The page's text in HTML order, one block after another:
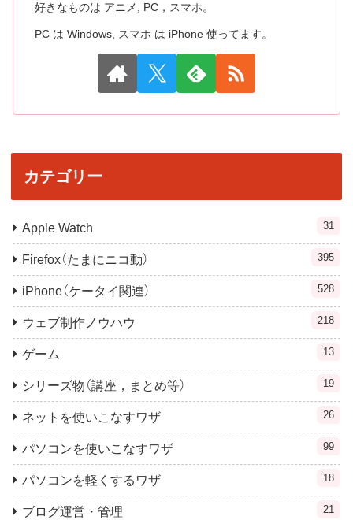
好きなものは アニメ, PC，スマホ。
PC は Windows, スマホ は iPhone 使ってます。
カテゴリー
Apple Watch 31
Firefox（たまにニコ動） 395
iPhone（ケータイ関連） 528
ウェブ制作ノウハウ 218
ゲーム 13
シリーズ物（講座，まとめ等） 19
ネットを使いこなすワザ 26
パソコンを使いこなすワザ 99
パソコンを軽くするワザ 18
ブログ運営・管理 21